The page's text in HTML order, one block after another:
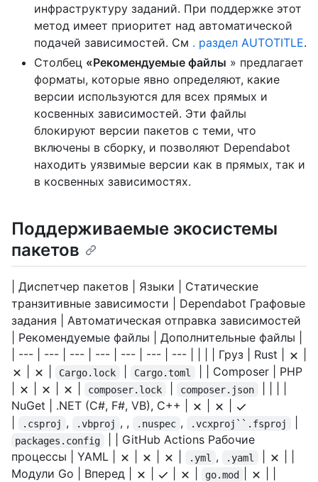
инфраструктуру заданий. При поддержке этот
метод имеет приоритет над автоматической
подачей зависимостей. См . раздел AUTOTITLE.
Столбец «Рекомендуемые файлы » предлагает
форматы, которые явно определяют, какие
версии используются для всех прямых и
косвенных зависимостей. Эти файлы
блокируют версии пакетов с теми, что
включены в сборку, и позволяют Dependabot
находить уязвимые версии как в прямых, так и
в косвенных зависимостях.
Поддерживаемые экосистемы
пакетов
| Диспетчер пакетов | Языки | Статические
транзитивные зависимости | Dependabot Графовые
задания | Автоматическая отправка зависимостей
| Рекомендуемые файлы | Дополнительные файлы |
| --- | --- | --- | --- | --- | --- | --- | | | | Груз | Rust |
Cargo.lock Cargo.toml
| | Composer | PHP
composer.lock composer.json
NuGet | .NET (C#, F#, VB), C++ |
.csproj , .vbproj , , .nuspec , .vcxproj``.fsproj
packages.config
| | GitHub Actions Рабочие
процессы | YAML |
.yml , .yaml
Модули Go | Вперед |
go.mod